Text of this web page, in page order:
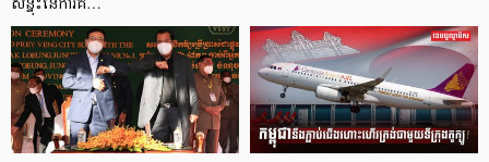
សន្ទុះនៃការគ…